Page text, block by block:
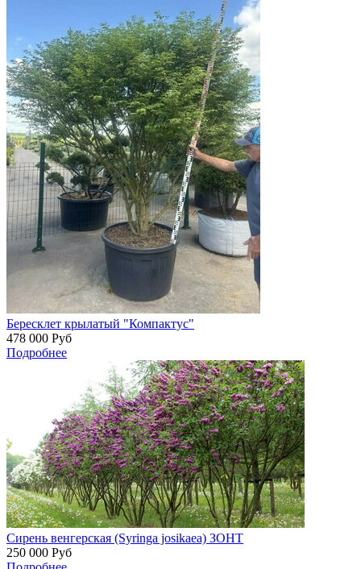
Бересклет крылатый "Компактус"
478 000 Руб
Подробнее
Сирень венгерская (Syringa josikaea) ЗОНТ
250 000 Руб